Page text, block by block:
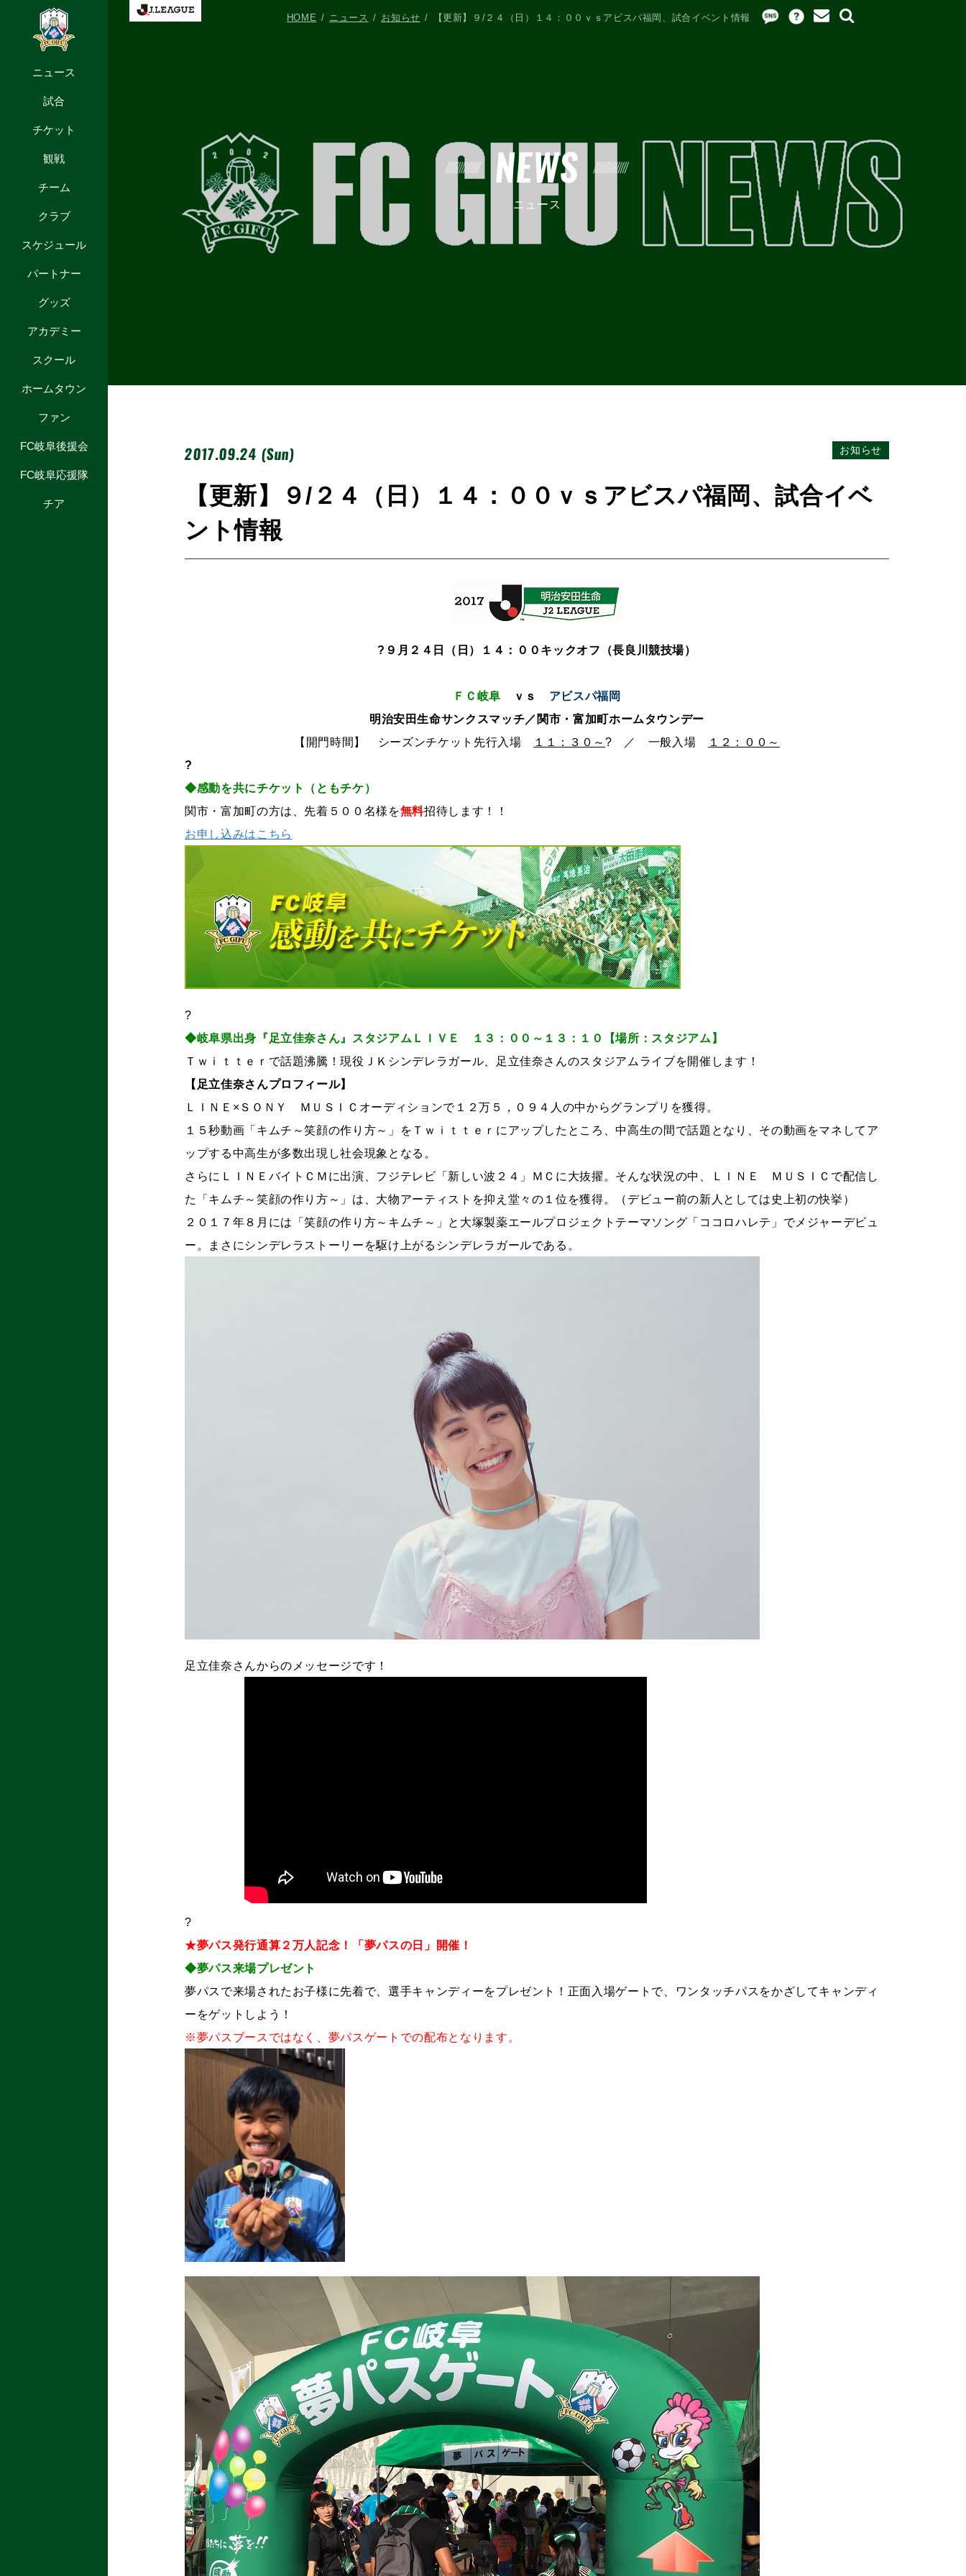
ニュース
試合
チケット
観戦
チーム
クラブ
スケジュール
パートナー
グッズ
アカデミー
スクール
ホームタウン
ファン
FC岐阜後援会
FC岐阜応援隊
チア
NEWS
ニュース
HOME ニュース お知らせ 【更新】９/２４（日）１４：００ｖｓアビスパ福岡、試合イベント情報
2017.09.24 (Sun) お知らせ
【更新】９/２４（日）１４：００ｖｓアビスパ福岡、試合イベ
ント情報
?９月２４日（日）１４：００キックオフ（長良川競技場）
ＦＣ岐阜 ｖｓ
アビスパ福岡
明治安田生命サンクスマッチ／関市・富加町ホームタウンデー
【開門時間】 シーズンチケット先行入場
１１ ：３０～? ／ 一般入場
１２：００～
?
◆感動を共にチケット（ともチケ）
関市・富加町の方は、先着５００名様を無料招待します！！
お申し込みはこちら
?
◆岐阜県出身『足立佳奈さん』スタジアムＬＩＶＥ １３：００～１３：１０【場所：スタジアム】
Ｔｗｉｔｔｅｒで話題沸騰！現役ＪＫシンデレラガール、足立佳奈さんのスタジアムライブを開催します！
【足立佳奈さんプロフィール】
ＬＩＮＥ×ＳＯＮＹ ＭＵＳＩＣオーディションで１２万５，０９４人の中からグランプリを獲得。
１５秒動画「キムチ～笑顔の作り方～」をＴｗｉｔｔｅｒにアップしたところ、中高生の間で話題となり、その動画をマネしてア
ップする中高生が多数出現し社会現象となる。
さらにＬＩＮＥバイトＣＭに出演、フジテレビ「新しい波２４」ＭＣに大抜擢。そんな状況の中、ＬＩＮＥ ＭＵＳＩＣで配信し
た「キムチ～笑顔の作り方～」は、大物アーティストを抑え堂々の１位を獲得。（デビュー前の新人としては史上初の快挙）
２０１７年８月には「笑顔の作り方～キムチ～」と大塚製薬エールプロジェクトテーマソング「ココロハレテ」でメジャーデビュ
ー。まさにシンデレラストーリーを駆け上がるシンデレラガールである。
足立佳奈さんからのメッセージです！
?
★夢パス発行通算２万人記念！「夢パスの日」開催！
◆夢パス来場プレゼント
夢パスで来場されたお子様に先着で、選手キャンディーをプレゼント！正面入場ゲートで、ワンタッチパスをかざしてキャンディ
ーをゲットしよう！
※夢パスブースではなく、夢パスゲートでの配布となります。